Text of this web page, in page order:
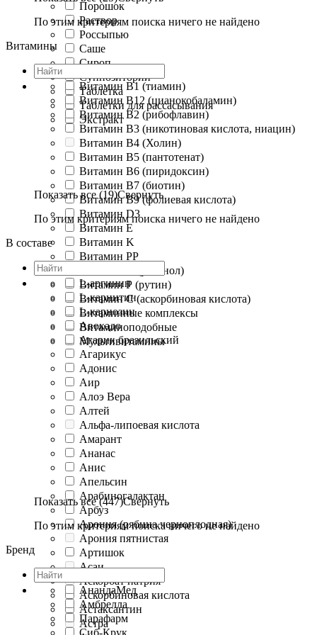
Порошок
Раствор
Россыпью
Саше
Сироп
Суппозитории
Таблетка
Таблетки для рассасывания
Экстракт
По этим критериям поиска ничего не найдено
Витамины
Витамин B1 (тиамин)
Витамин B12 (цианокобаламин)
Витамин B2 (рибофлавин)
Витамин B3 (никотиновая кислота, ниацин)
Витамин B4 (Холин)
Витамин B5 (пантотенат)
Витамин B6 (пиридоксин)
Витамин B7 (биотин)
Витамин B9 (фолиевая кислота)
Витамин D3
Витамин E
Витамин K
Витамин PP
Витамин А (ретинол)
Витамин Р (рутин)
Витамин С (аскорбиновая кислота)
Витаминные комплексы
Витаминоподобные
Мультивитамины
Показать все (19)Свернуть
По этим критериям поиска ничего не найдено
В составе
L-аргинин
L-карнитин
L-карнозин
Авокадо
Агарик бразильский
Агарикус
Адонис
Аир
Алоэ Вера
Алтей
Альфа-липоевая кислота
Амарант
Ананас
Анис
Апельсин
Арабиногалактан
Арбуз
Арония (рябина черноплодная)
Арония пятнистая
Артишок
Асаи
Аскорбат натрия
Аскорбиновая кислота
Астаксантин
Астра
Показать все (447)Свернуть
По этим критериям поиска ничего не найдено
Бренд
АнандаМед
Амбрелла
Парафарм
Сиб-Крук